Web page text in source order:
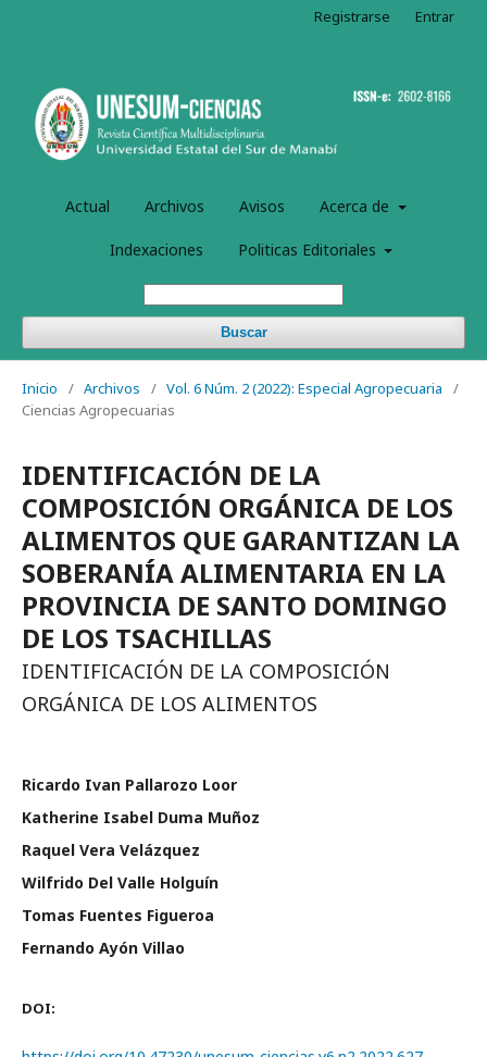
Actual Archivos Avisos Acerca de
Indexaciones Politicas Editoriales
Buscar
Registrarse Entrar
Inicio / Archivos / Vol. 6 Núm. 2 (2022): Especial Agropecuaria
/
Ciencias Agropecuarias
IDENTIFICACIÓN DE LA
COMPOSICIÓN ORGÁNICA DE LOS
ALIMENTOS QUE GARANTIZAN LA
SOBERANÍA ALIMENTARIA EN LA
PROVINCIA DE SANTO DOMINGO
DE LOS TSACHILLAS
IDENTIFICACIÓN DE LA COMPOSICIÓN
ORGÁNICA DE LOS ALIMENTOS
Ricardo Ivan Pallarozo Loor
Katherine Isabel Duma Muñoz
Raquel Vera Velázquez
Wilfrido Del Valle Holguí­n
Tomas Fuentes Figueroa
Fernando Ayón Villao
DOI: